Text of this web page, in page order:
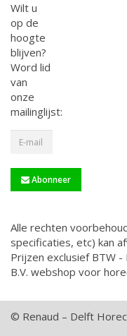
Wilt u
op de
hoogte
blijven?
Word lid
van
onze
mailinglijst:
Abonneer
Alle rechten
specificaties, etc) kan
Prijzen exclusief BTW
B.V. webshop voor
© Renaud – Delft